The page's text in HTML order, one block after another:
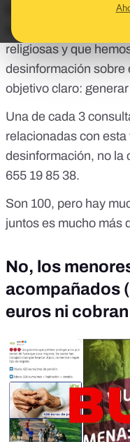
Estos son los 100
las personas
religiosas y que
desinformación sobre
objetivo claro:
Una de cada 3
relacionadas con
desinformación, no la
655 19 85 38.
Son 100, pero hay
juntos es mucho más
No, los
acompañados
euros ni